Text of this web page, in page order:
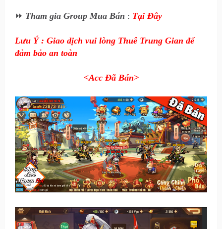
⏩ Tham gia Group Mua Bán : Tại Đây
Lưu Ý : Giao dịch vui lòng Thuê Trung Gian để
đảm bảo an toàn
<Acc Đã Bán>